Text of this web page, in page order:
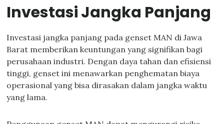
Investasi Jangka Panjang
Investasi jangka panjang pada genset MAN di Jawa
Barat memberikan keuntungan yang signifikan bagi
perusahaan industri. Dengan daya tahan dan efisiensi
tinggi, genset ini menawarkan penghematan biaya
operasional yang bisa dirasakan dalam jangka waktu
yang lama.